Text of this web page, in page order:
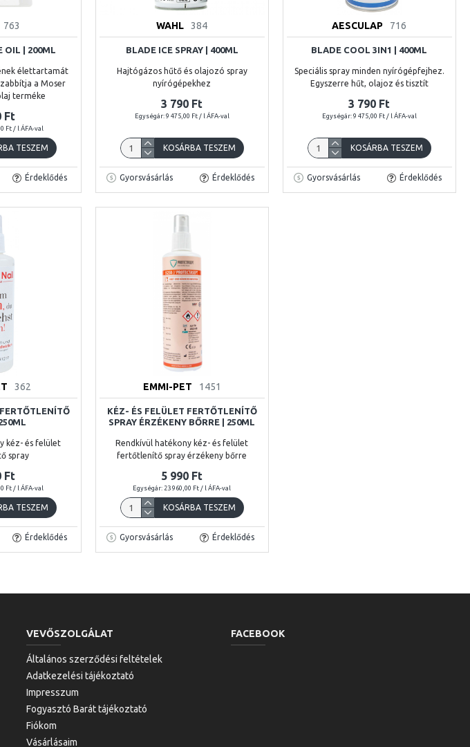
763
OIL | 200ML
élettartamát
a Moser
terméke
Ft
Ft / l ÁFA-val
TESZEM
Érdeklődés
WAHL 384
BLADE ICE SPRAY | 400ML
Hajtógázos hűtő és olajozó spray
nyírógépekhez
3 790 Ft
Egységár: 9 475,00 Ft / l ÁFA-val
KOSÁRBA TESZEM
Gyorsvásárlás Érdeklődés
AESCULAP 716
BLADE COOL 3IN1 | 400ML
Speciális spray minden nyírógépfejhez.
Egyszerre hűt, olajoz és tisztít
3 790 Ft
Egységár: 9 475,00 Ft / l ÁFA-val
KOSÁRBA TESZEM
Gyorsvásárlás Érdeklődés
362
kéz- és felület
spray
Ft
Ft / l ÁFA-val
TESZEM
Érdeklődés
EMMI-PET 1451
KÉZ- ÉS FELÜLET FERTŐTLENÍTŐ
SPRAY ÉRZÉKENY BŐRRE | 250ML
Rendkívül hatékony kéz- és felület
fertőtlenítő spray érzékeny bőrre
5 990 Ft
Egységár: 23 960,00 Ft / l ÁFA-val
KOSÁRBA TESZEM
Gyorsvásárlás Érdeklődés
VEVŐSZOLGÁLAT
Általános szerződési feltételek
Adatkezelési tájékoztató
Impresszum
Fogyasztó Barát tájékoztató
Fiókom
Vásárlásaim
FACEBOOK